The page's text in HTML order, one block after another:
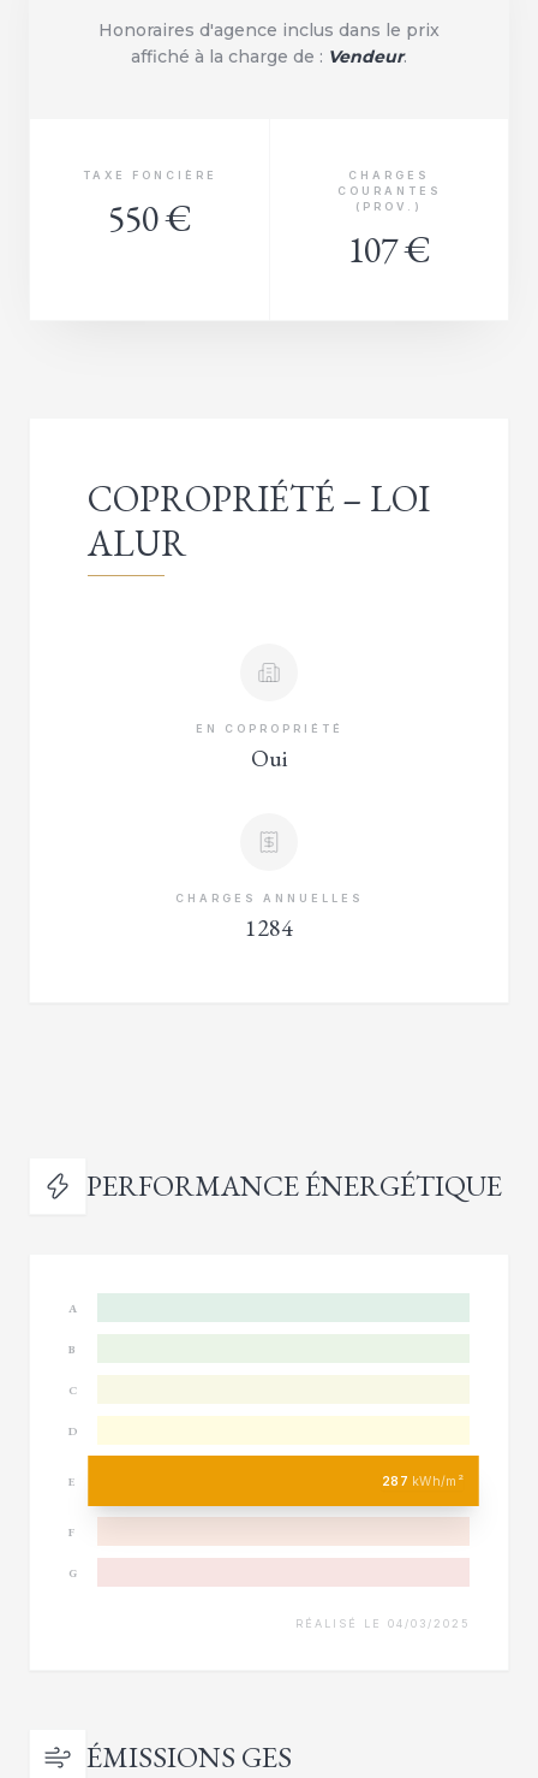
Honoraires d'agence inclus dans le prix
affiché à la charge de : Vendeur.
TAXE FONCIÈRE
550 €
CHARGES
COURANTES
(PROV.)
107 €
COPROPRIÉTÉ – LOI
ALUR
EN COPROPRIÉTÉ
Oui
CHARGES ANNUELLES
1284
PERFORMANCE ÉNERGÉTIQUE
A
B
C
D
E 287 kWh/m²
F
G
RÉALISÉ LE 04/03/2025
ÉMISSIONS GES